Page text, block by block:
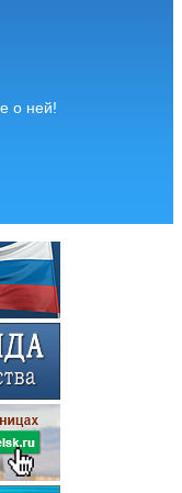
о ней!